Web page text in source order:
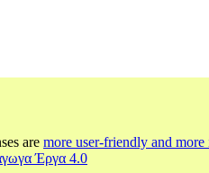
are more user-friendly and
Έργα 4.0